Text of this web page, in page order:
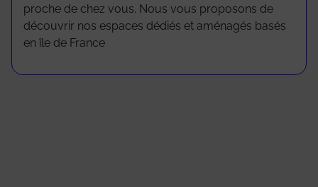
proche de chez vous. Nous vous proposons de
découvrir nos espaces dédiés et aménagés basés
en île de France